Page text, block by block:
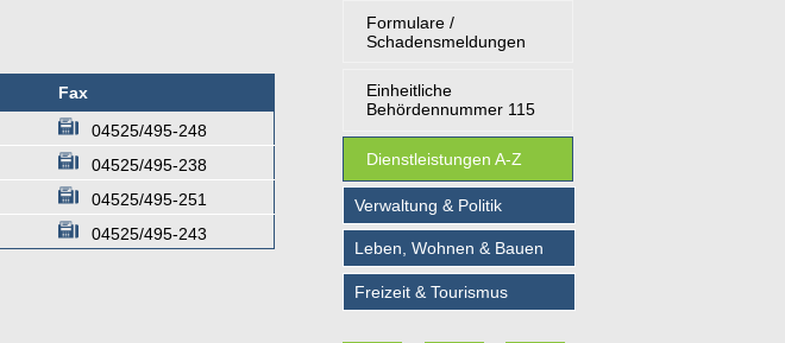
Fax
04525/495-248
04525/495-238
04525/495-251
04525/495-243
Formulare /
Schadensmeldungen
Einheitliche
Behördennummer 115
Dienstleistungen A-Z
Verwaltung & Politik
Leben, Wohnen & Bauen
Freizeit & Tourismus